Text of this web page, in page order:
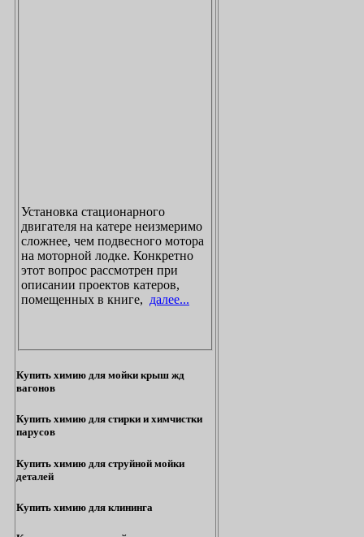
Установка стационарного
двигателя на катере неизмеримо
сложнее, чем подвесного мотора
на моторной лодке. Конкретно
этот вопрос рассмотрен при
описании проектов катеров,
помещенных в книге, далее...
Купить химию для мойки крыш жд
вагонов
Купить химию для стирки и химчистки
парусов
Купить химию для струйной мойки
деталей
Купить химию для клининга